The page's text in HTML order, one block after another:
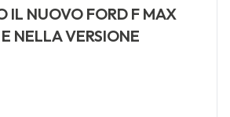
IL NUOVO FORD F MAX
NELLA VERSIONE